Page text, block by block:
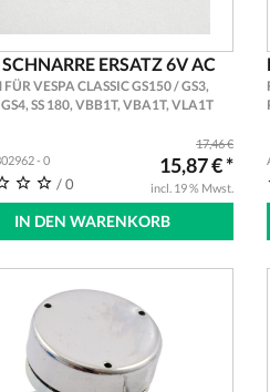
ERSATZ 6V AC
VESPA CLASSIC GS150 / GS3,
SS 180, VBB1T, VBA1T, VLA1T
- 0
/ 0
17,46 €
15,87 € *
incl. 19 % Mwst.
IN DEN WARENKORB